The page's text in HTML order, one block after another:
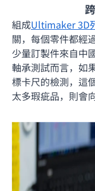
組成Ultimaker 3D
關，每個零件都經
少量訂製件來自中
軸承測試而言，如
標卡尺的檢測，這
太多瑕疵品，則會